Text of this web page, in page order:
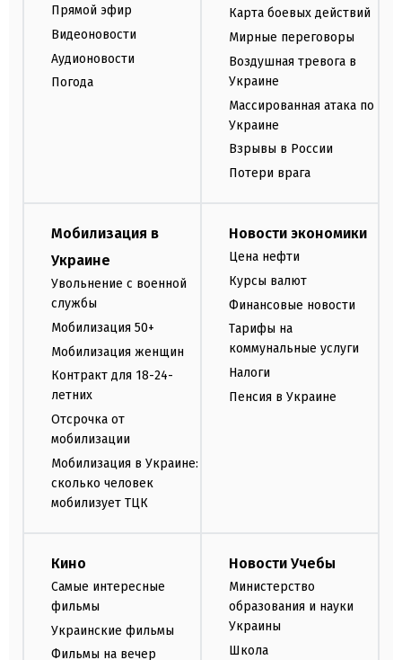
Прямой эфир
Видеоновости
Аудионовости
Погода
Карта боевых действий
Мирные переговоры
Воздушная тревога в
Украине
Массированная атака по
Украине
Взрывы в России
Потери врага
Мобилизация в
Украине
Увольнение с военной
службы
Мобилизация 50+
Мобилизация женщин
Контракт для 18-24-
летних
Отсрочка от
мобилизации
Мобилизация в Украине:
сколько человек
мобилизует ТЦК
Новости экономики
Цена нефти
Курсы валют
Финансовые новости
Тарифы на
коммунальные услуги
Налоги
Пенсия в Украине
Кино
Самые интересные
фильмы
Украинские фильмы
Фильмы на вечер
Новости Учебы
Министерство
образования и науки
Украины
Школа